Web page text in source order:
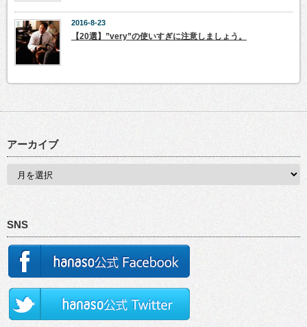
2016-8-23
【20選】”very”の使いすぎに注意しましょう。
アーカイブ
SNS